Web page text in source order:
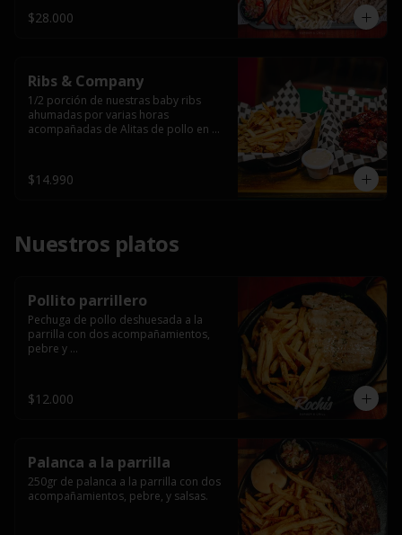
$28.000
Ribs & Company
1/2 porción de nuestras baby ribs
ahumadas por varias horas
acompañadas de Alitas de pollo en
$14.990
Nuestros platos
Pollito parrillero
Pechuga de pollo deshuesada a la
parrilla con dos acompañamientos,
pebre y
$12.000
Palanca a la parrilla
250gr de palanca a la parrilla con dos
acompañamientos, pebre, y salsas.